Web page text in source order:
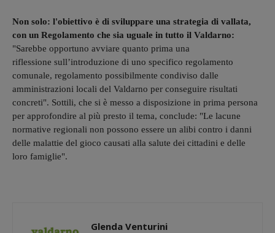
Non solo: l'obiettivo è di sviluppare una strategia di vallata,
con un Regolamento che sia uguale in tutto il Valdarno:
"Sarebbe opportuno avviare quanto prima una
riflessione sull’introduzione di uno specifico regolamento
comunale, regolamento possibilmente condiviso dalle
amministrazioni locali del Valdarno per conseguire risultati
concreti". Sottili, che si è messo a disposizione in prima persona
per approfondire al più presto il tema, conclude: "​Le lacune
normative ​regionali ​non possono essere un alibi​ contro i danni
delle malattie del gioco causati alla salute dei cittadini e delle
loro famiglie​".
Glenda Venturini